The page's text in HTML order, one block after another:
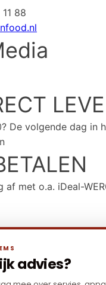
88
De volgende dag in
af met o.a. iDeal-
PRIJS
Neem dan contact
advies?